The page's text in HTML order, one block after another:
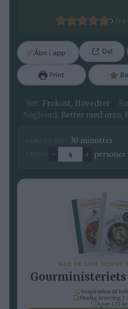
5 fra
Åbn i app Del
Print
Ret: Frokost, Hovedret
Nøgleord: Retter med orzo,
30minutter
minutter
Ændre antal
– + personer
KAN DU LIDE DENNE
Gourministeriets
Inspiration til
Hurtig levering 1-
Spar 125 kr